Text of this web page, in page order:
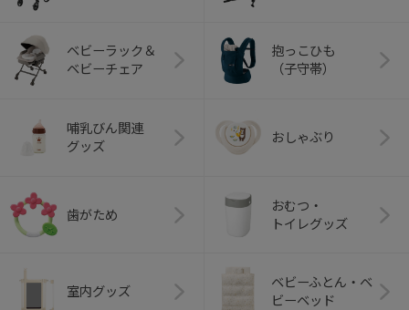
ベビーラック＆
ベビーチェア
抱っこひも
（子守帯）
哺乳びん関連
グッズ
おしゃぶり
歯がため
おむつ・
トイレグッズ
室内グッズ
ベビーふとん・ベ
ビーベッド